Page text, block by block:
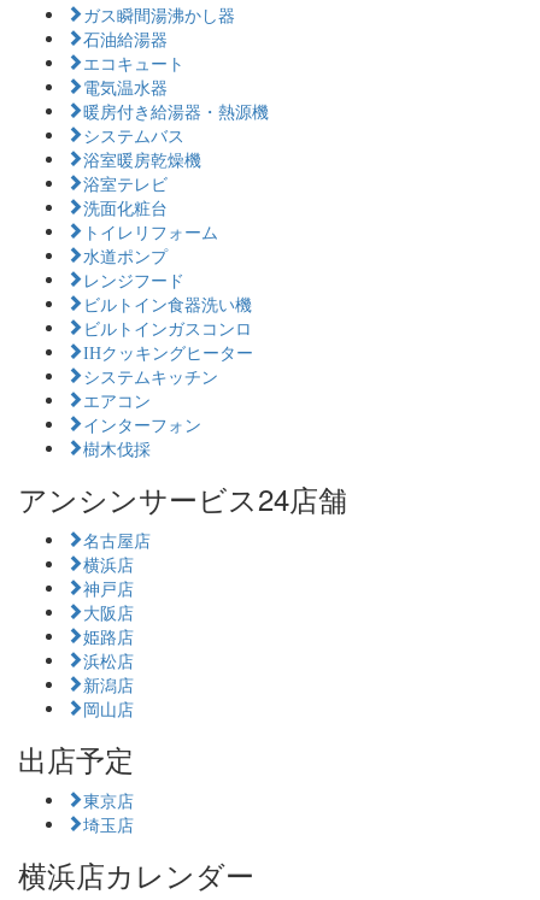
ガス瞬間湯沸かし器
石油給湯器
エコキュート
電気温水器
暖房付き給湯器・熱源機
システムバス
浴室暖房乾燥機
浴室テレビ
洗面化粧台
トイレリフォーム
水道ポンプ
レンジフード
ビルトイン食器洗い機
ビルトインガスコンロ
IHクッキングヒーター
システムキッチン
エアコン
インターフォン
樹木伐採
アンシンサービス24店舗
名古屋店
横浜店
神戸店
大阪店
姫路店
浜松店
新潟店
岡山店
出店予定
東京店
埼玉店
横浜店カレンダー